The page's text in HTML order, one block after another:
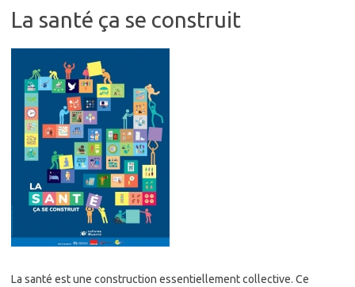
La santé ça se construit
La santé est une construction essentiellement collective. Ce